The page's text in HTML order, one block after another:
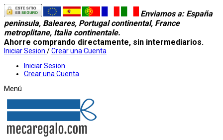
Enviamos a: España
peninsula, Baleares, Portugal continental, France
metroplitane, Italia continentale.
Ahorre comprando directamente, sin intermediarios.
Iniciar Sesion /Crear una Cuenta
Iniciar Sesion
Crear una Cuenta
Menú